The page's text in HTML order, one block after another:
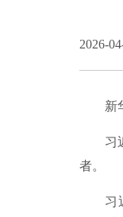
2026-
新华
习近
者。
习近